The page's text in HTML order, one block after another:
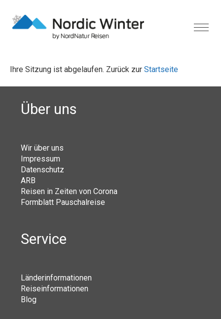
Ihre Sitzung ist abgelaufen. Zurück zur Startseite
Über uns
Wir über uns
Impressum
Datenschutz
ARB
Reisen in Zeiten von Corona
Formblatt Pauschalreise
Service
Länderinformationen
Reiseinformationen
Blog